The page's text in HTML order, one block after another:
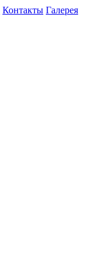
Контакты Галерея